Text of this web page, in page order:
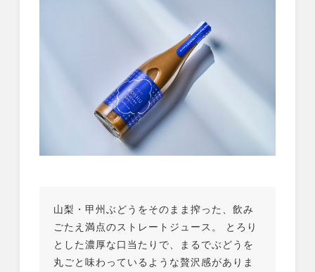
山梨・甲州ぶどうをそのまま搾った、飲み
ごたえ満点のストレートジュース。 とろり
とした濃厚な口当たりで、まるでぶどうを
丸ごと味わっているような贅沢感がありま